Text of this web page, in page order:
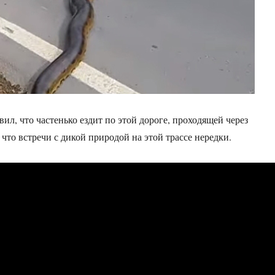
что частенько ездит по этой дороге, проходящей через
встречи с дикой природой на этой трассе нередки.